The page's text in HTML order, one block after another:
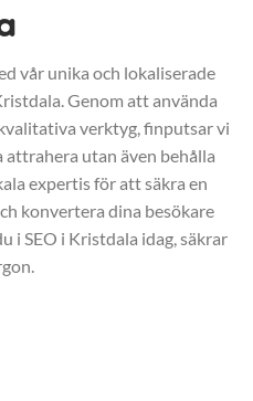
vår unika och lokaliserade
Genom att använda
verktyg, finputsar vi
utan även behålla
expertis för att säkra en
konvertera dina besökare
i SEO i Kristdala idag, säkrar